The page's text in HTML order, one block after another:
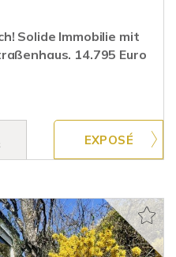
Solide Immobilie mit
14.795 Euro